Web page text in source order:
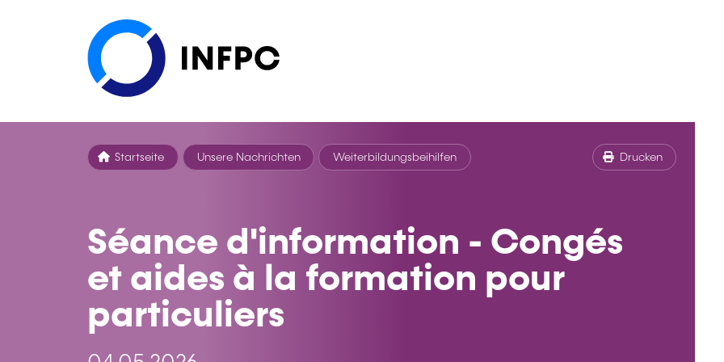
Startseite Unsere Nachrichten Weiterbildungsbeihilfen Drucken
Séance d'information - Congés
et aides à la formation pour
particuliers